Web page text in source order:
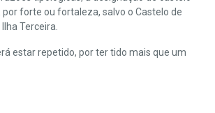
forte ou fortaleza, salvo o Castelo de
Terceira.
estar repetido, por ter tido mais que um